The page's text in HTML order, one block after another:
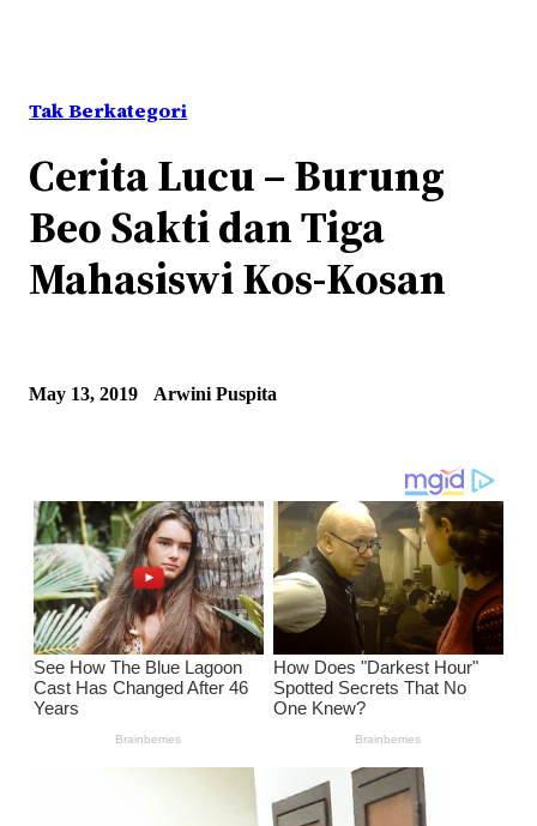
Tak Berkategori
Cerita Lucu – Burung
Beo Sakti dan Tiga
Mahasiswi Kos-Kosan
May 13, 2019 Arwini Puspita